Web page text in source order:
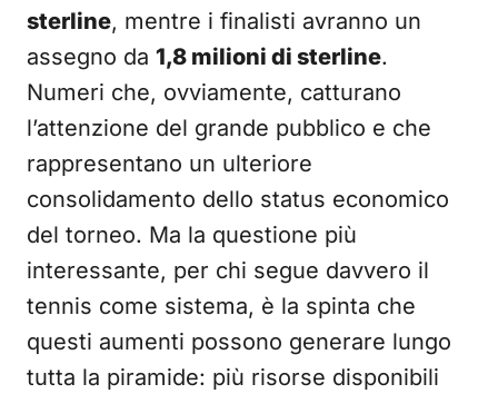
sterline, mentre i finalisti avranno un
assegno da 1,8 milioni di sterline.
Numeri che, ovviamente, catturano
l’attenzione del grande pubblico e che
rappresentano un ulteriore
consolidamento dello status economico
del torneo. Ma la questione più
interessante, per chi segue davvero il
tennis come sistema, è la spinta che
questi aumenti possono generare lungo
tutta la piramide: più risorse disponibili